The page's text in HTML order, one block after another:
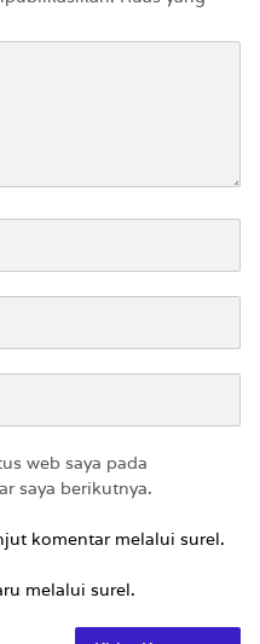
web saya pada
saya berikutnya.
komentar melalui surel.
melalui surel.